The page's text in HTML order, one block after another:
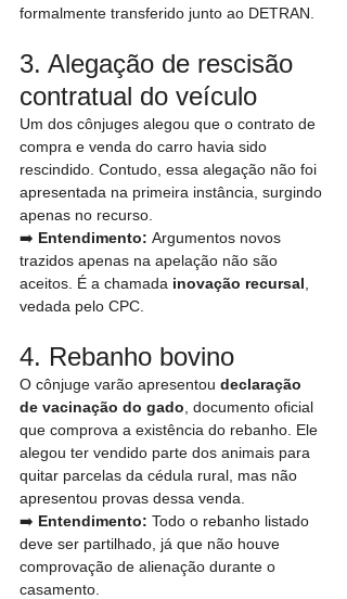
formalmente transferido junto ao DETRAN.
3. Alegação de rescisão
contratual do veículo
Um dos cônjuges alegou que o contrato de
compra e venda do carro havia sido
rescindido. Contudo, essa alegação não foi
apresentada na primeira instância, surgindo
apenas no recurso.
➡️ Entendimento: Argumentos novos
trazidos apenas na apelação não são
aceitos. É a chamada inovação recursal
vedada pelo CPC.
4. Rebanho bovino
O cônjuge varão apresentou declaração
de vacinação do gado , documento oficial
que comprova a existência do rebanho. Ele
alegou ter vendido parte dos animais para
quitar parcelas da cédula rural, mas não
apresentou provas dessa venda.
➡️ Entendimento: Todo o rebanho listado
deve ser partilhado, já que não houve
comprovação de alienação durante o
casamento.